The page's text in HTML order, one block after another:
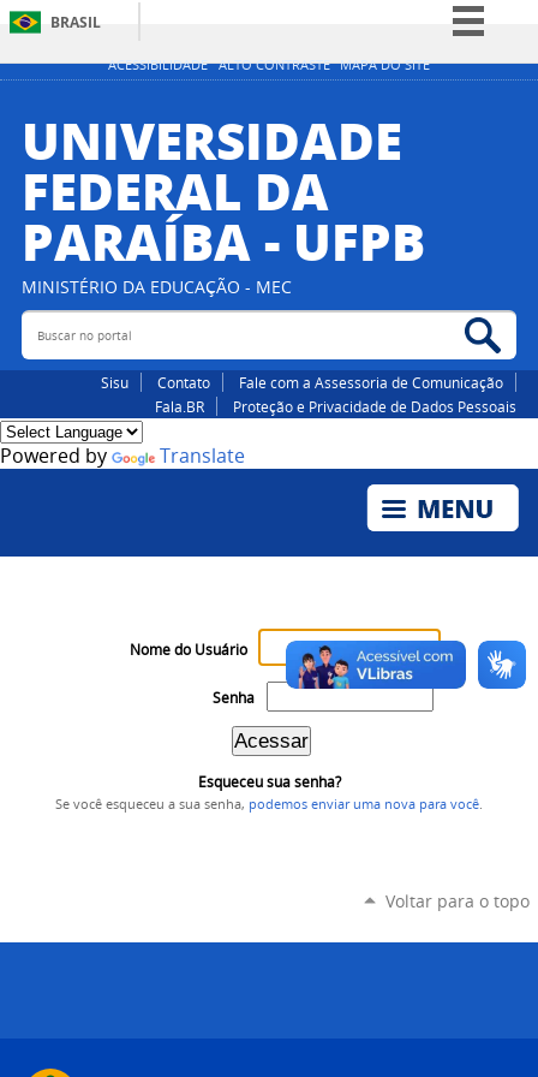
ACESSIBILIDADE ALTO CONTRASTE MAPA DO SITE
BRASIL
Simplifique!
Participe
Acesso à informação
Canais
UNIVERSIDADE
FEDERAL DA
PARAÍBA - UFPB
MINISTÉRIO DA EDUCAÇÃO - MEC
Buscar no portal
Sisu Contato
Fale com a Assessoria de Comunicação
Fala.BR
Proteção e Privacidade de Dados Pessoais
Powered by Translate
Nome do Usuário
Senha
Esqueceu sua senha?
Se você esqueceu a sua senha, podemos enviar uma nova para você
Voltar para o topo